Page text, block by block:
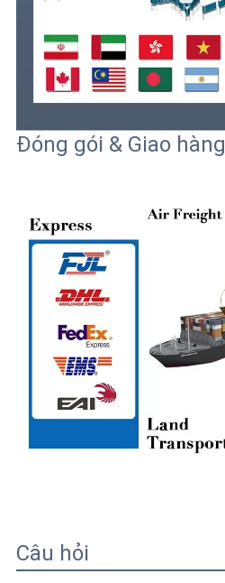
Đóng gói & Giao hàng
Câu hỏi